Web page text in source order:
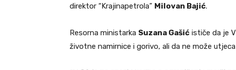
direktor “Krajinapetrola” Milovan Bajić.
Resorna ministarka Suzana Gašić ističe da je
životne namirnice i gorivo, ali da ne može